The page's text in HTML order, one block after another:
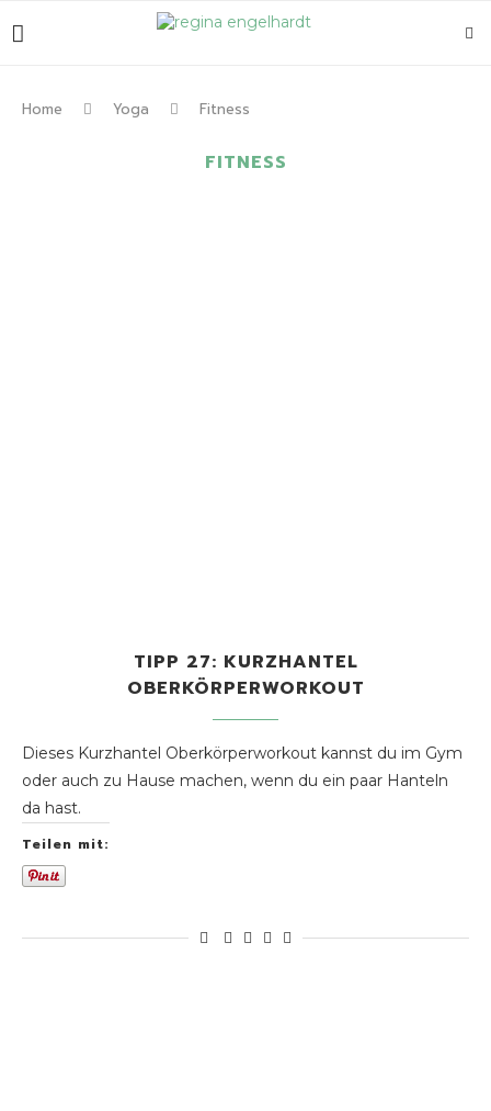
Home Yoga Fitness
FITNESS
TIPP 27: KURZHANTEL
OBERKÖRPERWORKOUT
Dieses Kurzhantel Oberkörperworkout kannst du im Gym
oder auch zu Hause machen, wenn du ein paar Hanteln
da hast.
Teilen mit: